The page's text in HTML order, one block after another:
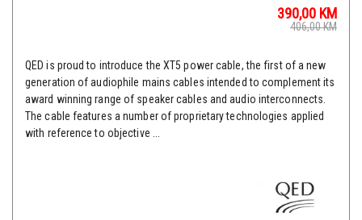
390,00 KM
406,00KM
QED is proud to introduce the XT5 power cable, the first of a new
generation of audiophile mains cables intended to complement its
award winning range of speaker cables and audio interconnects.
The cable features a number of proprietary technologies applied
with reference to objective ...